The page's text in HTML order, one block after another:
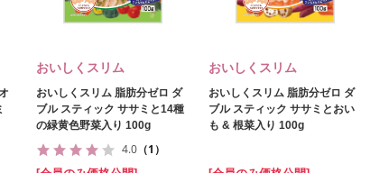
おいしくスリム
おいしくスリム 脂肪分ゼロ ダ
ブル スティック ササミと14種
の緑黄色野菜入り 100g
4.0 （1）
おいしくスリム
おいしくスリム 脂肪分ゼロ ダ
ブル スティック ササミとおい
も & 根菜入り 100g